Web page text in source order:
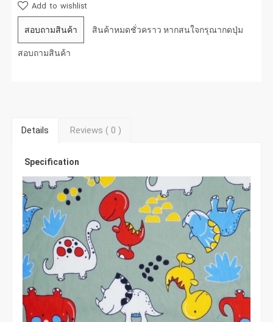
Add to wishlist
สอบถามสินค้า สินค้าหมดชั่วคราว หากสนใจกรุณากดปุ่ม
สอบถามสินค้า
Details Reviews ( 0)
Specification